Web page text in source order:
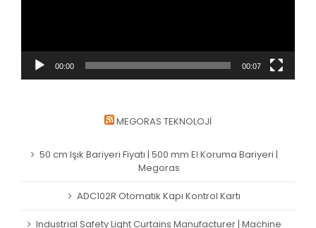
00:00 00:07
MEGORAS TEKNOLOJI
50 cm Işık Bariyeri Fiyatı | 500 mm El Koruma Bariyeri |
Megoras
ADC102R Otomatik Kapı Kontrol Kartı
Industrial Safety Light Curtains Manufacturer | Machine